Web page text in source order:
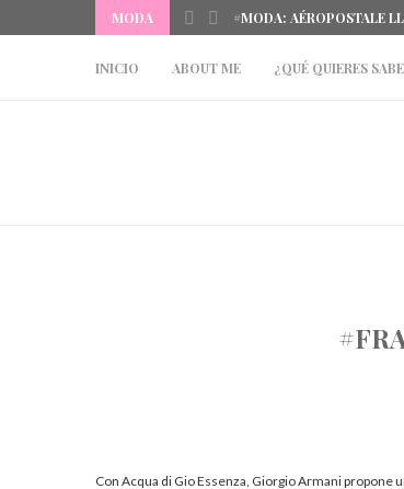
MODA #MODA: AÉROPOSTALE
INICIO ABOUT ME ¿QUÉ QUIERES
Con Acqua di Gio Essenza, Giorgio Armani